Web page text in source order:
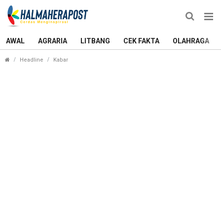
AWAL AGRARIA LITBANG CEK FAKTA OLAHRAGA
Headline Kabar